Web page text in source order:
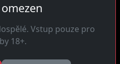
Vstup pouze pro
18+.